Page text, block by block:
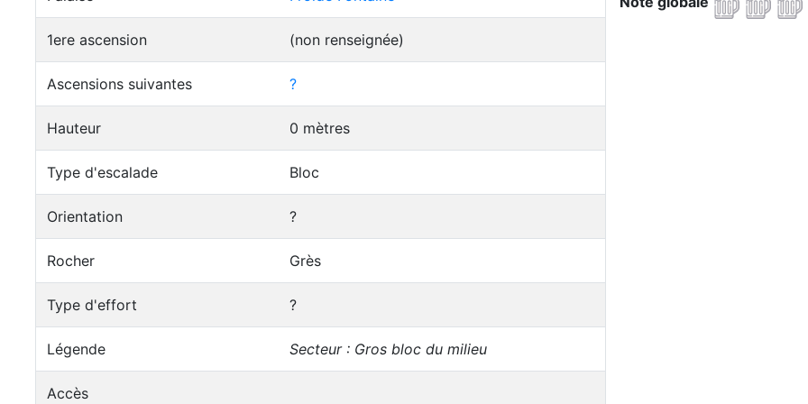
1ere ascension (non renseignée)
Ascensions suivantes ?
Hauteur 0 mètres
Type d'escalade Bloc
Orientation ?
Rocher Grès
Type d'effort ?
Légende Secteur : Gros bloc du milieu
Accès